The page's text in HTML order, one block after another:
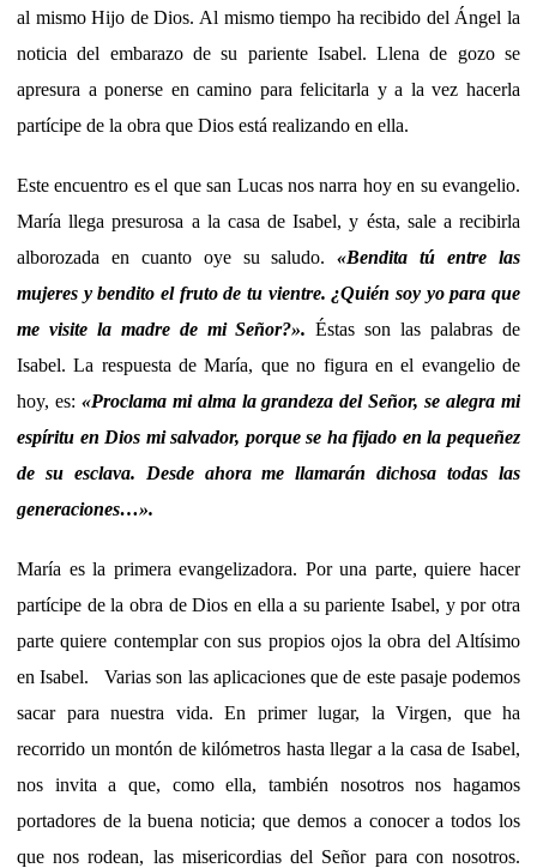
al mismo Hijo de Dios. Al mismo tiempo ha recibido del Ángel la
noticia del embarazo de su pariente Isabel. Llena de gozo se
apresura a ponerse en camino para felicitarla y a la vez hacerla
partícipe de la obra que Dios está realizando en ella.
Este encuentro es el que san Lucas nos narra hoy en su evangelio.
María llega presurosa a la casa de Isabel, y ésta, sale a recibirla
alborozada en cuanto oye su saludo.«Bendita tú entre las
mujeres y bendito el fruto de tu vientre. ¿Quién soy yo para que
me visite la madre de mi Señor?». Éstas son las palabras de
Isabel. La respuesta de María, que no figura en el evangelio de
hoy, es: «Proclama mi alma la grandeza del Señor, se alegra mi
espíritu en Dios mi salvador, porque se ha fijado en la pequeñez
de su esclava. Desde ahora me llamarán dichosa todas las
generaciones…».
María es la primera evangelizadora. Por una parte, quiere hacer
partícipe de la obra de Dios en ella a su pariente Isabel, y por otra
parte quiere contemplar con sus propios ojos la obra del Altísimo
en Isabel. Varias son las aplicaciones que de este pasaje podemos
sacar para nuestra vida. En primer lugar, la Virgen, que ha
recorrido un montón de kilómetros hasta llegar a la casa de Isabel,
nos invita a que, como ella, también nosotros nos hagamos
portadores de la buena noticia; que demos a conocer a todos los
que nos rodean, las misericordias del Señor para con nosotros.